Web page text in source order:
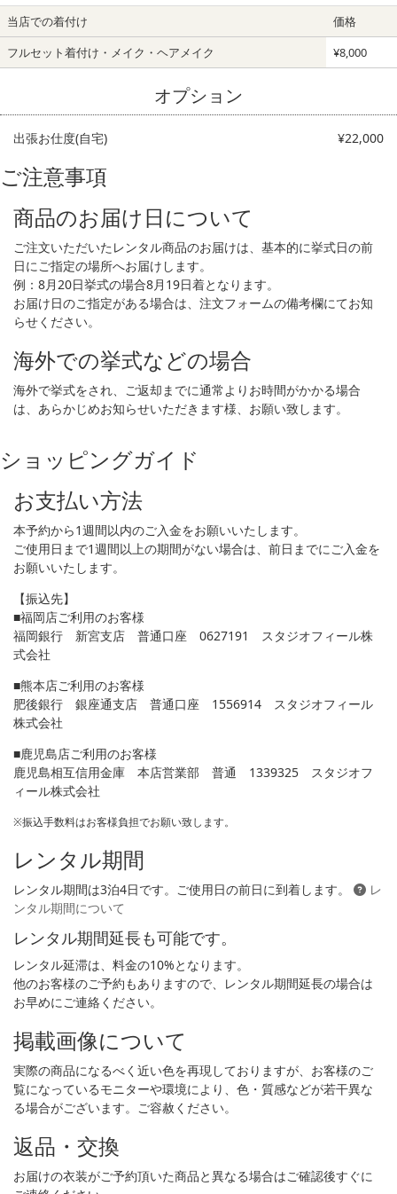
当店での着付け
価格
フルセット着付け・メイク・ヘアメイク ¥8,000
オプション
出張お仕度(自宅) ¥22,000
ご注意事項
商品のお届け日について
ご注文いただいたレンタル商品のお届けは、基本的に挙式日の前
日にご指定の場所へお届けします。
例：8月20日挙式の場合8月19日着となります。
お届け日のご指定がある場合は、注文フォームの備考欄にてお知
らせください。
海外での挙式などの場合
海外で挙式をされ、ご返却までに通常よりお時間がかかる場合
は、あらかじめお知らせいただきます様、お願い致します。
ショッピングガイド
お支払い方法
本予約から1週間以内のご入金をお願いいたします。
ご使用日まで1週間以上の期間がない場合は、前日までにご入金を
お願いいたします。
【振込先】
■福岡店ご利用のお客様
福岡銀行 新宮支店 普通口座 0627191 スタジオフィール株
式会社
■熊本店ご利用のお客様
肥後銀行 銀座通支店 普通口座 1556914 スタジオフィール
株式会社
■鹿児島店ご利用のお客様
鹿児島相互信用金庫 本店営業部 普通 1339325 スタジオフ
ィール株式会社
※振込手数料はお客様負担でお願い致します。
レンタル期間
レンタル期間は3泊4日です。ご使用日の前日に到着します。
レ
ンタル期間について
レンタル期間延長も可能です。
レンタル延滞は、料金の10%となります。
他のお客様のご予約もありますので、レンタル期間延長の場合は
お早めにご連絡ください。
掲載画像について
実際の商品になるべく近い色を再現しておりますが、お客様のご
覧になっているモニターや環境により、色・質感などが若干異な
る場合がございます。ご容赦ください。
返品・交換
お届けの衣装がご予約頂いた商品と異なる場合はご確認後すぐに